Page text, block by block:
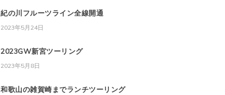
紀の川フルーツライン全線開通
2023年5月24日
2023GW新宮ツーリング
2023年5月8日
和歌山の雑賀崎までランチツーリング